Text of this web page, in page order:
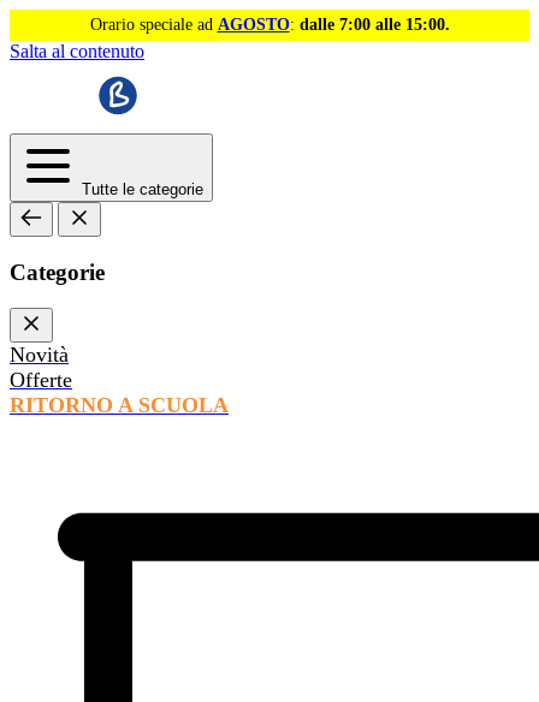
Orario speciale ad AGOSTO: dalle 7:00 alle 15:00.
Salta al contenuto
Tutte le categorie
Categorie
Novità
Offerte
RITORNO A SCUOLA